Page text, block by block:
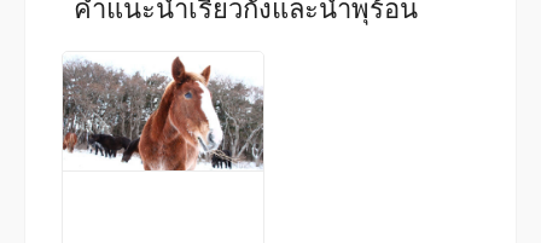
คำแนะนำเรียวกังและน้ำพุร้อน